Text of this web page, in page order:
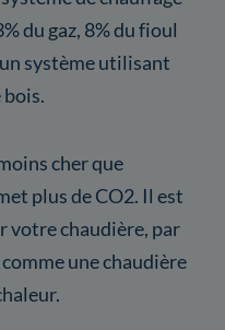
du gaz, 8% du fioul
système utilisant
bois.
cher que
plus de CO2. Il est
votre chaudière, par
une chaudière